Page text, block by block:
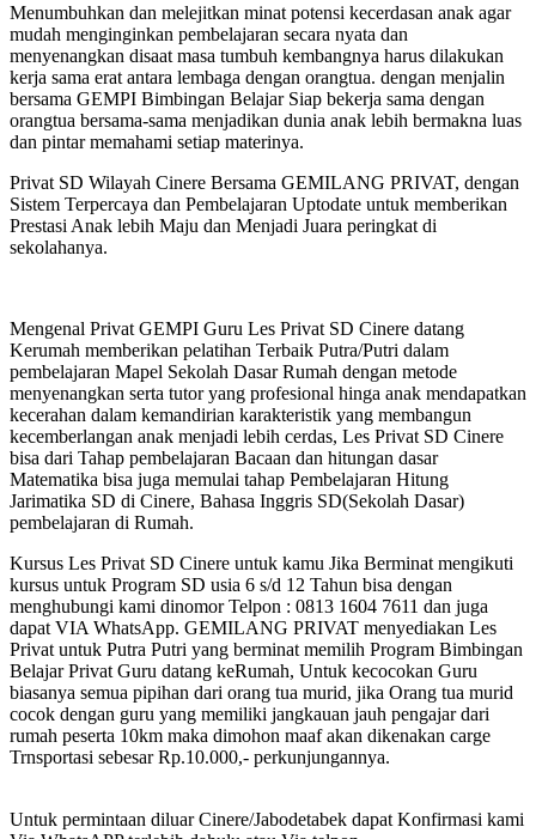
Menumbuhkan dan melejitkan minat potensi kecerdasan anak agar
mudah menginginkan pembelajaran secara nyata dan
menyenangkan disaat masa tumbuh kembangnya harus dilakukan
kerja sama erat antara lembaga dengan orangtua. dengan menjalin
bersama GEMPI Bimbingan Belajar Siap bekerja sama dengan
orangtua bersama-sama menjadikan dunia anak lebih bermakna luas
dan pintar memahami setiap materinya.
Privat SD Wilayah Cinere Bersama GEMILANG PRIVAT, dengan
Sistem Terpercaya dan Pembelajaran Uptodate untuk memberikan
Prestasi Anak lebih Maju dan Menjadi Juara peringkat di
sekolahanya.
Mengenal Privat GEMPI Guru Les Privat SD Cinere datang
Kerumah memberikan pelatihan Terbaik Putra/Putri dalam
pembelajaran Mapel Sekolah Dasar Rumah dengan metode
menyenangkan serta tutor yang profesional hinga anak mendapatkan
kecerahan dalam kemandirian karakteristik yang membangun
kecemberlangan anak menjadi lebih cerdas, Les Privat SD Cinere
bisa dari Tahap pembelajaran Bacaan dan hitungan dasar
Matematika bisa juga memulai tahap Pembelajaran Hitung
Jarimatika SD di Cinere, Bahasa Inggris SD(Sekolah Dasar)
pembelajaran di Rumah.
Kursus Les Privat SD Cinere untuk kamu Jika Berminat mengikuti
kursus untuk Program SD usia 6 s/d 12 Tahun bisa dengan
menghubungi kami dinomor Telpon : 0813 1604 7611 dan juga
dapat VIA WhatsApp. GEMILANG PRIVAT menyediakan Les
Privat untuk Putra Putri yang berminat memilih Program Bimbingan
Belajar Privat Guru datang keRumah, Untuk kecocokan Guru
biasanya semua pipihan dari orang tua murid, jika Orang tua murid
cocok dengan guru yang memiliki jangkauan jauh pengajar dari
rumah peserta 10km maka dimohon maaf akan dikenakan carge
Trnsportasi sebesar Rp.10.000,- perkunjungannya.
Untuk permintaan diluar Cinere/Jabodetabek dapat Konfirmasi kami